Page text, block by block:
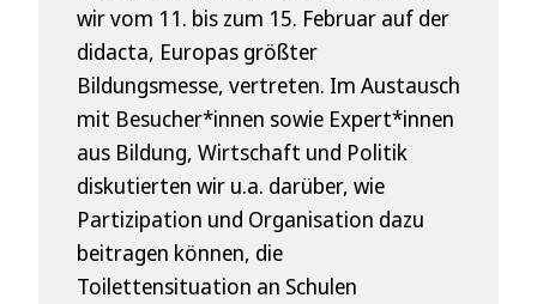
wir vom 11. bis zum 15. Februar auf der
didacta, Europas größter
Bildungsmesse, vertreten. Im Austausch
mit Besucher*innen sowie Expert*innen
aus Bildung, Wirtschaft und Politik
diskutierten wir u.a. darüber, wie
Partizipation und Organisation dazu
beitragen können, die
Toilettensituation an Schulen